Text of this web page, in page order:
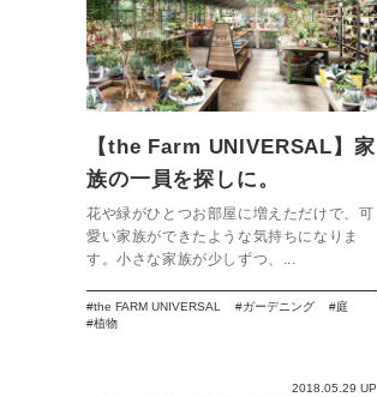
【the Farm UNIVERSAL】家
族の一員を探しに。
花や緑がひとつお部屋に増えただけで、可
愛い家族ができたような気持ちになりま
す。小さな家族が少しずつ、...
the FARM UNIVERSAL ガーデニング
庭
植物
2018.05.29 UP